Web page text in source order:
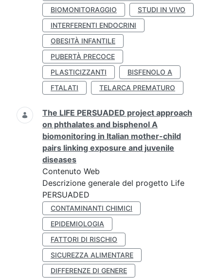
BIOMONITORAGGIO
STUDI IN VIVO
INTERFERENTI ENDOCRINI
OBESITÀ INFANTILE
PUBERTÀ PRECOCE
PLASTICIZZANTI
BISFENOLO A
FTALATI
TELARCA PREMATURO
The LIFE PERSUADED project approach
on phthalates and bisphenol A
biomonitoring in Italian mother-child
pairs linking exposure and juvenile
diseases
Contenuto Web
Descrizione generale del progetto Life
PERSUADED
CONTAMINANTI CHIMICI
EPIDEMIOLOGIA
FATTORI DI RISCHIO
SICUREZZA ALIMENTARE
DIFFERENZE DI GENERE